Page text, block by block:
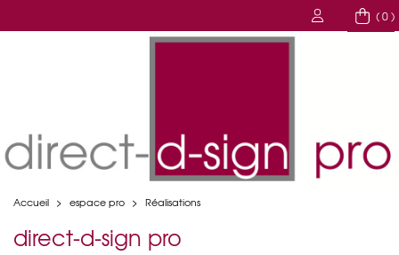
( 0 )
Accueil > espace pro > Réalisations
direct-d-sign pro